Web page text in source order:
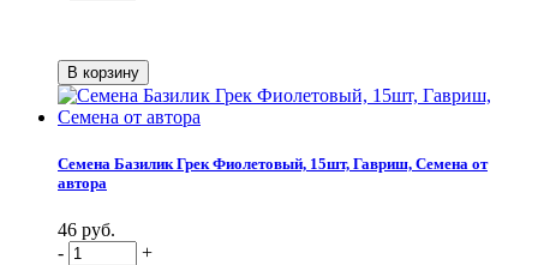
Семена Базилик Грек Фиолетовый, 15шт, Гавриш, Семена от
автора
46 руб.
-
+